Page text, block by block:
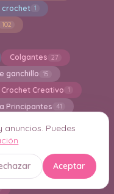
crochet 1
102
Colgantes 27
ganchillo 15
Crochet Creativo 1
Principantes 41
Decor
en Crochet 1
de baño en Crochet 5
Puedes
Aceptar